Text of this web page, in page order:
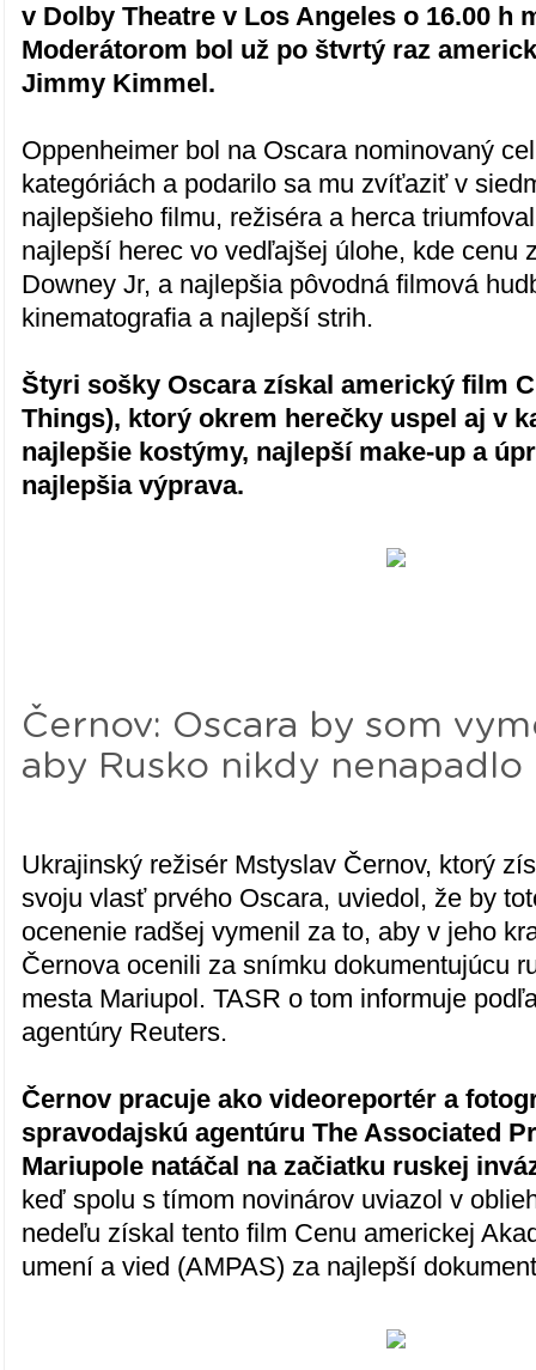
v Dolby Theatre v Los Angeles o 16.00 h
Moderátorom bol už po štvrtý raz
Jimmy Kimmel.
Oppenheimer bol na Oscara nominovaný
kategóriách a podarilo sa mu zvíťaziť v
najlepšieho filmu, režiséra a herca
najlepší herec vo vedľajšej úlohe, kde cenu
Downey Jr, a najlepšia pôvodná filmová
kinematografia a najlepší strih.
Štyri sošky Oscara získal americký film
Things), ktorý okrem herečky uspel aj v
najlepšie kostýmy, najlepší make-up a
najlepšia výprava.
Černov: Oscara by som
aby Rusko nikdy nenapadlo
Ukrajinský režisér Mstyslav Černov, ktorý
svoju vlasť prvého Oscara, uviedol, že by
ocenenie radšej vymenil za to, aby v jeho
Černova ocenili za snímku dokumentujúcu
mesta Mariupol. TASR o tom informuje
agentúry Reuters.
Černov pracuje ako videoreportér a
spravodajskú agentúru The Associated
Mariupole natáčal na začiatku ruskej
keď spolu s tímom novinárov uviazol v
nedeľu získal tento film Cenu americkej
umení a vied (AMPAS) za najlepší